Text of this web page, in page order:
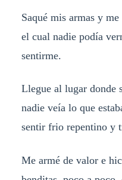
Saqué mis armas y
el cual nadie podía
sentirme.
Llegue al lugar donde
nadie veía lo que
sentir frio repentino y
Me armé de valor e